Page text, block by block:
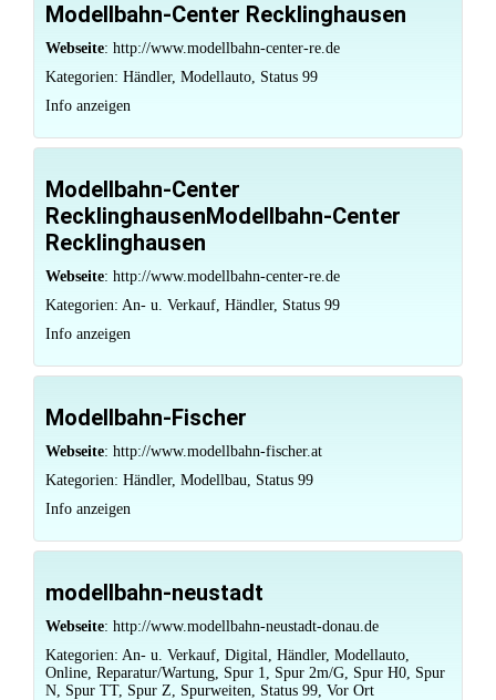
Modellbahn-Center Recklinghausen
Webseite: http://www.modellbahn-center-re.de
Kategorien: Händler, Modellauto, Status 99
Info anzeigen
Modellbahn-Center
RecklinghausenModellbahn-Center
Recklinghausen
Webseite: http://www.modellbahn-center-re.de
Kategorien: An- u. Verkauf, Händler, Status 99
Info anzeigen
Modellbahn-Fischer
Webseite: http://www.modellbahn-fischer.at
Kategorien: Händler, Modellbau, Status 99
Info anzeigen
modellbahn-neustadt
Webseite: http://www.modellbahn-neustadt-donau.de
Kategorien: An- u. Verkauf, Digital, Händler, Modellauto,
Online, Reparatur/Wartung, Spur 1, Spur 2m/G, Spur H0, Spur
N, Spur TT, Spur Z, Spurweiten, Status 99, Vor Ort